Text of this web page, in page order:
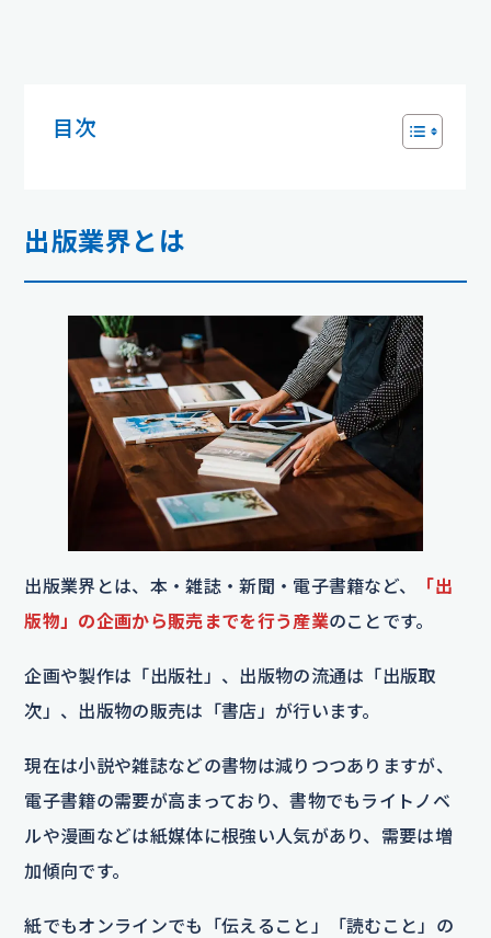
目次
出版業界とは
出版業界とは、本・雑誌・新聞・電子書籍など、
「出
版物」の企画から販売までを行う産業のことです。
企画や製作は「出版社」、出版物の流通は「出版取
次」、出版物の販売は「書店」が行います。
現在は小説や雑誌などの書物は減りつつありますが、
電子書籍の需要が高まっており、書物でもライトノベ
ルや漫画などは紙媒体に根強い人気があり、需要は増
加傾向です。
紙でもオンラインでも「伝えること」「読むこと」の